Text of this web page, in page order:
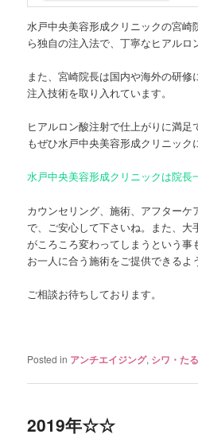
水戸中央美容形成クリニックの宮
ら独自の注入法で、丁寧なヒアルロ
また、宮崎院長は国内や海外の研
注入技術を取り入れています。
ヒアルロン酸注射で仕上がりに満
もぜひ水戸中央美容形成クリニック
水戸中央美容形成クリニックは院長
カウンセリング、施術、アフター
で、ご安心して下さいね。また、大
がころころ変わってしまうという事
お一人に合う施術をご提供できるよ
ご相談お待ちしております。
Posted in アンチエイジング, シワ・た
2019年☆☆